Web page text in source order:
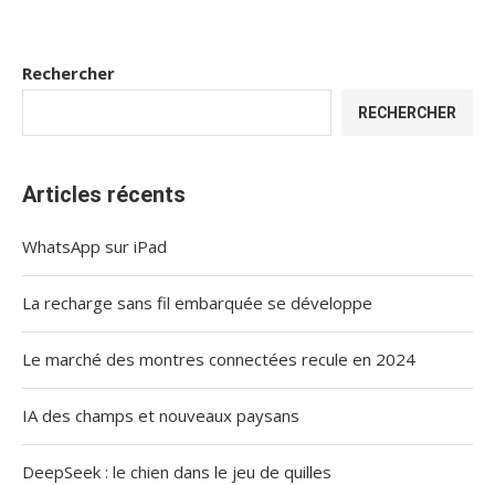
Rechercher
RECHERCHER
Articles récents
WhatsApp sur iPad
La recharge sans fil embarquée se développe
Le marché des montres connectées recule en 2024
IA des champs et nouveaux paysans
DeepSeek : le chien dans le jeu de quilles